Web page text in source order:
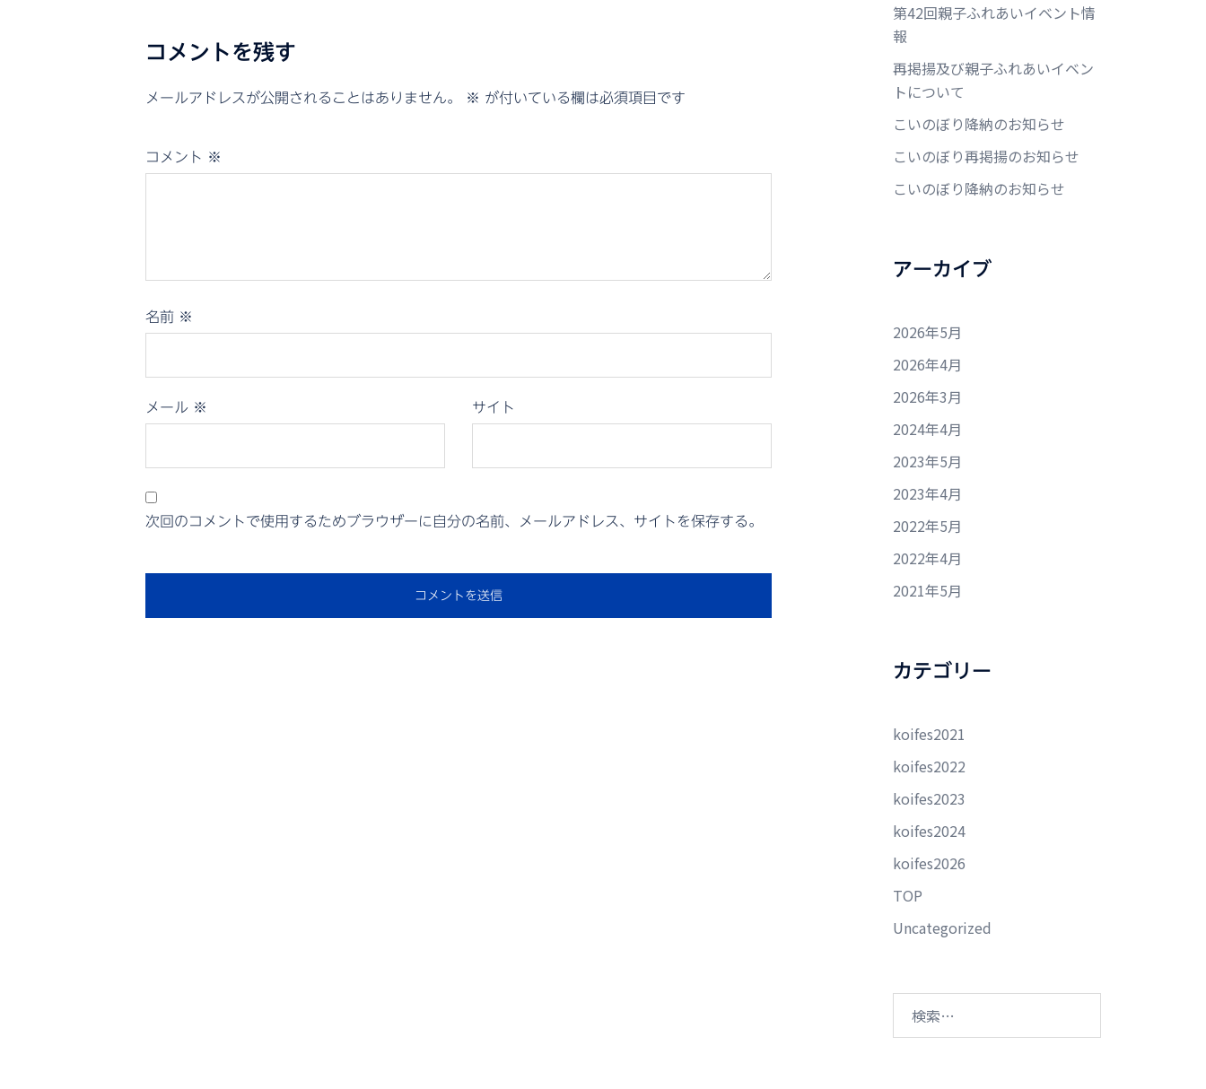
コメントを残す
メールアドレスが公開されることはありません。 ※ が付いている欄は必須項目です
コメント ※
名前 ※
メール ※ サイト
次回のコメントで使用するためブラウザーに自分の名前、メールアドレス、サイトを保存する。
第42回親子ふれあいイベント情
報
再掲揚及び親子ふれあいイベン
トについて
こいのぼり降納のお知らせ
こいのぼり再掲揚のお知らせ
こいのぼり降納のお知らせ
アーカイブ
2026年5月
2026年4月
2026年3月
2024年4月
2023年5月
2023年4月
2022年5月
2022年4月
2021年5月
カテゴリー
koifes2021
koifes2022
koifes2023
koifes2024
koifes2026
TOP
Uncategorized